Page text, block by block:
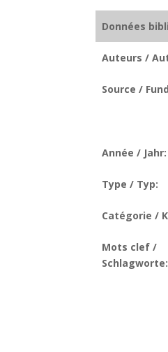
Données
Auteurs /
Source /
Année / Jahr:
Type / Typ:
Catégorie /
Mots clef /
Schlagworte: